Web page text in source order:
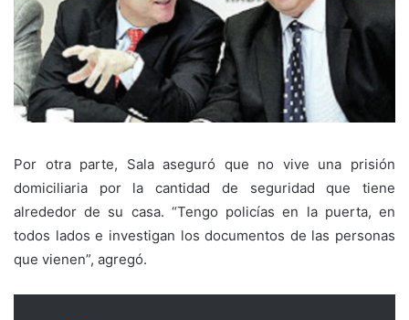
Por otra parte, Sala aseguró que no vive una prisión
domiciliaria por la cantidad de seguridad que tiene
alrededor de su casa. “Tengo policías en la puerta, en
todos lados e investigan los documentos de las personas
que vienen”, agregó.